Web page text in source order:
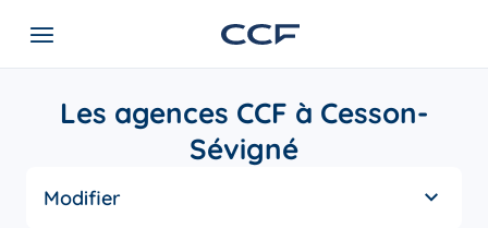
Les agences CCF à Cesson-
Sévigné
Modifier